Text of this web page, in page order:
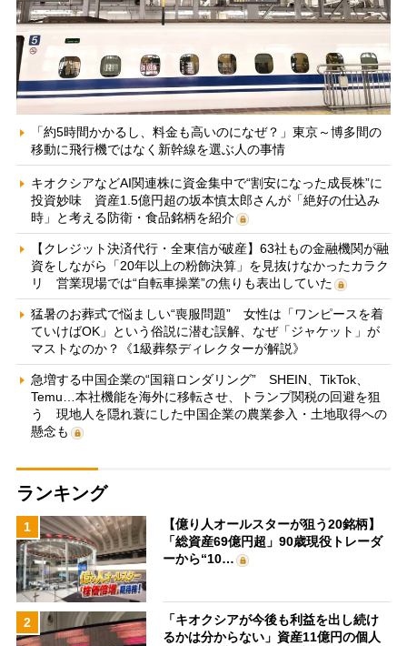
「約5時間かかるし、料金も高いのになぜ？」東京～博多間の
移動に飛行機ではなく新幹線を選ぶ人の事情
キオクシアなどAI関連株に資金集中で“割安になった成長株”に
投資妙味 資産1.5億円超の坂本慎太郎さんが「絶好の仕込み
時」と考える防衛・食品銘柄を紹介
【クレジット決済代行・全東信が破産】63社もの金融機関が融
資をしながら「20年以上の粉飾決算」を見抜けなかったカラク
リ 営業現場では“自転車操業”の焦りも表出していた
猛暑のお葬式で悩ましい“喪服問題” 女性は「ワンピースを着
ていけばOK」という俗説に潜む誤解、なぜ「ジャケット」が
マストなのか？《1級葬祭ディレクターが解説》
急増する中国企業の“国籍ロンダリング” SHEIN、TikTok、
Temu…本社機能を海外に移転させ、トランプ関税の回避を狙
う 現地人を隠れ蓑にした中国企業の農業参入・土地取得への
懸念も
ランキング
1
【億り人オールスターが狙う20銘柄】
「総資産69億円超」90歳現役トレーダ
ーから“10…
2
「キオクシアが今後も利益を出し続け
るかは分からない」資産11億円の個人